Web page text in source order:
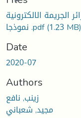
الجريمة الالكترونية
نموذجا .pdf(1.23 MB)
Date
2020-07
Authors
زينب, نافع
مجيد, شعباني